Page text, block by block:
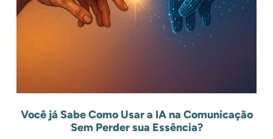
Você já Sabe Como Usar a IA na Comunicação
Sem Perder sua Essência?